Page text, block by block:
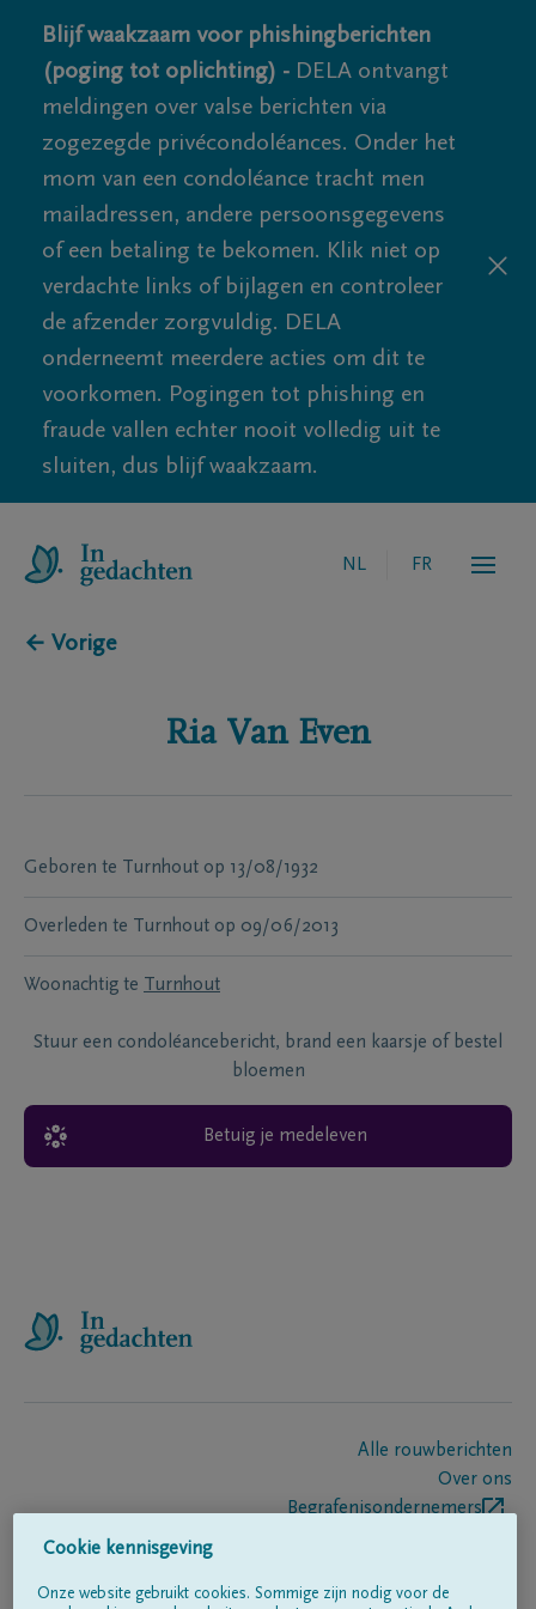
Blijf waakzaam voor phishingberichten
(poging tot oplichting) - DELA ontvangt
meldingen over valse berichten via
zogezegde privécondoléances. Onder het
mom van een condoléance tracht men
mailadressen, andere persoonsgegevens
of een betaling te bekomen. Klik niet op
verdachte links of bijlagen en controleer
de afzender zorgvuldig. DELA
onderneemt meerdere acties om dit te
voorkomen. Pogingen tot phishing en
fraude vallen echter nooit volledig uit te
sluiten, dus blijf waakzaam.
NL FR
← Vorige
Ria Van Even
Geboren te Turnhout op 13/08/1932
Overleden te Turnhout op 09/06/2013
Woonachtig te Turnhout
Stuur een condoléancebericht, brand een kaarsje of bestel
bloemen
Betuig je medeleven
Alle rouwberichten
Over ons
Begrafenisondernemers
Cookie kennisgeving
Onze website gebruikt cookies. Sommige zijn nodig voor de